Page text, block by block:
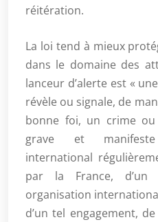
réitération.
La loi tend à mieux
dans le domaine des
lanceur d’alerte est «
révèle ou signale, de
bonne foi, un crime
grave et
international
par la France, d’un
organisation
d’un tel engagement,